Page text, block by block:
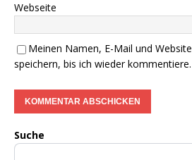
Webseite
Meinen Namen, E-Mail und
speichern, bis ich wieder kommentiere.
Suche